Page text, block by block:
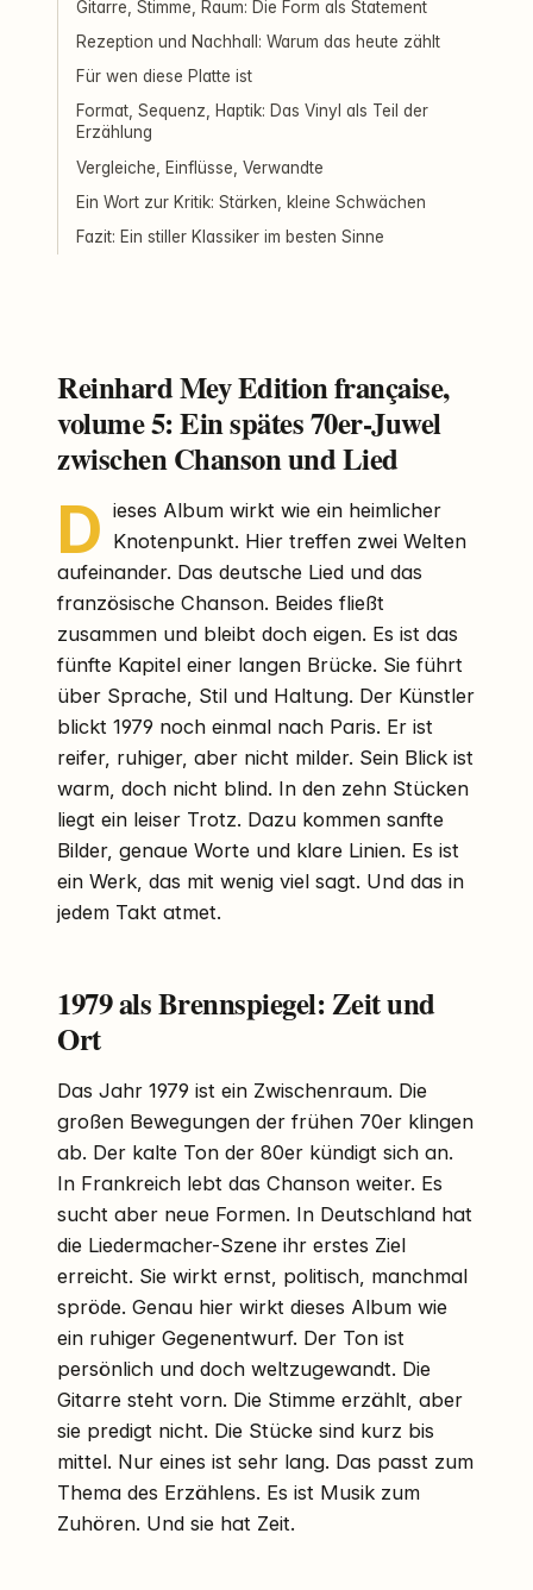
Gitarre, Stimme, Raum: Die Form als Statement
Rezeption und Nachhall: Warum das heute zählt
Für wen diese Platte ist
Format, Sequenz, Haptik: Das Vinyl als Teil der
Erzählung
Vergleiche, Einflüsse, Verwandte
Ein Wort zur Kritik: Stärken, kleine Schwächen
Fazit: Ein stiller Klassiker im besten Sinne
Reinhard Mey Edition française,
volume 5: Ein spätes 70er-Juwel
zwischen Chanson und Lied
D ieses Album wirkt wie ein heimlicher
Knotenpunkt. Hier treffen zwei Welten
aufeinander. Das deutsche Lied und das
französische Chanson. Beides fließt
zusammen und bleibt doch eigen. Es ist das
fünfte Kapitel einer langen Brücke. Sie führt
über Sprache, Stil und Haltung. Der Künstler
blickt 1979 noch einmal nach Paris. Er ist
reifer, ruhiger, aber nicht milder. Sein Blick ist
warm, doch nicht blind. In den zehn Stücken
liegt ein leiser Trotz. Dazu kommen sanfte
Bilder, genaue Worte und klare Linien. Es ist
ein Werk, das mit wenig viel sagt. Und das in
jedem Takt atmet.
1979 als Brennspiegel: Zeit und
Ort
Das Jahr 1979 ist ein Zwischenraum. Die
großen Bewegungen der frühen 70er klingen
ab. Der kalte Ton der 80er kündigt sich an.
In Frankreich lebt das Chanson weiter. Es
sucht aber neue Formen. In Deutschland hat
die Liedermacher-Szene ihr erstes Ziel
erreicht. Sie wirkt ernst, politisch, manchmal
spröde. Genau hier wirkt dieses Album wie
ein ruhiger Gegenentwurf. Der Ton ist
persönlich und doch weltzugewandt. Die
Gitarre steht vorn. Die Stimme erzählt, aber
sie predigt nicht. Die Stücke sind kurz bis
mittel. Nur eines ist sehr lang. Das passt zum
Thema des Erzählens. Es ist Musik zum
Zuhören. Und sie hat Zeit.